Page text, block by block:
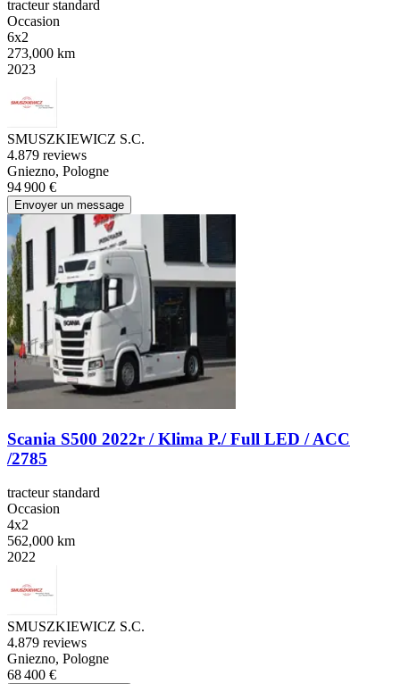
tracteur standard
Occasion
6x2
273,000 km
2023
SMUSZKIEWICZ S.C.
4.879 reviews
Gniezno, Pologne
94 900 €
Envoyer un message
Scania S500 2022r / Klima P./ Full LED / ACC
/2785
tracteur standard
Occasion
4x2
562,000 km
2022
SMUSZKIEWICZ S.C.
4.879 reviews
Gniezno, Pologne
68 400 €